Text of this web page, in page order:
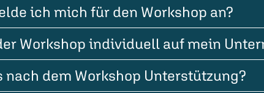
ich mich für den Workshop an?
Workshop individuell auf mein
nach dem Workshop Unterstützung?